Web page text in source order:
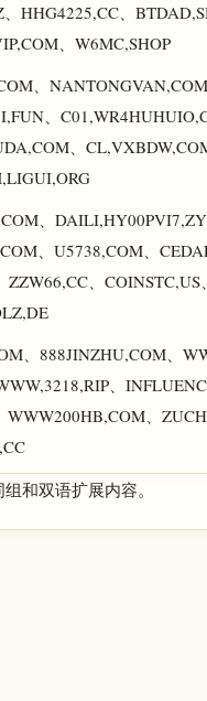
HHG4225,CC、
、W6MC,SHOP
、
、
、
、
、U5738,COM、
、
、888JINZHU,COM、
、
、
和双语扩展内容。